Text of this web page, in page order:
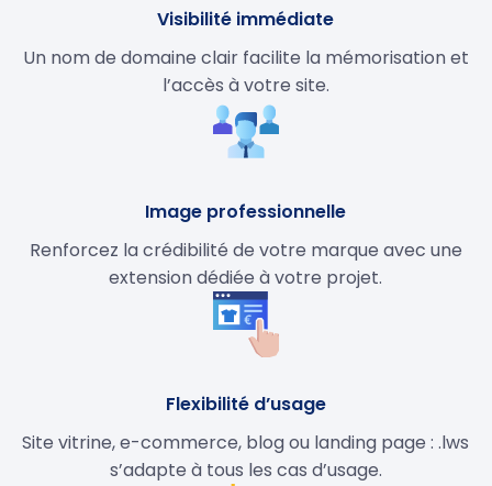
Visibilité immédiate
Un nom de domaine clair facilite la mémorisation et
l’accès à votre site.
Image professionnelle
Renforcez la crédibilité de votre marque avec une
extension dédiée à votre projet.
Flexibilité d’usage
Site vitrine, e-commerce, blog ou landing page : .lws
s’adapte à tous les cas d’usage.